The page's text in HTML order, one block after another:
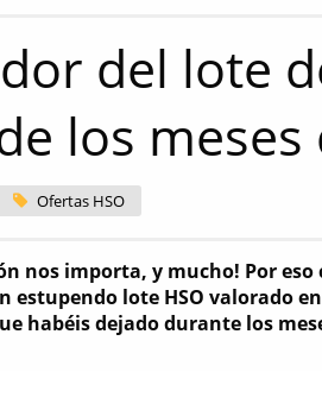
del lote
los
Ofertas HSO
nos importa, y mucho! Por
estupendo lote HSO valorado
habéis dejado durante los